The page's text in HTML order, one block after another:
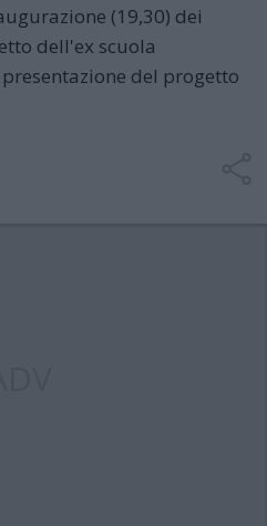
(19,30) dei
dell'ex scuola
del progetto